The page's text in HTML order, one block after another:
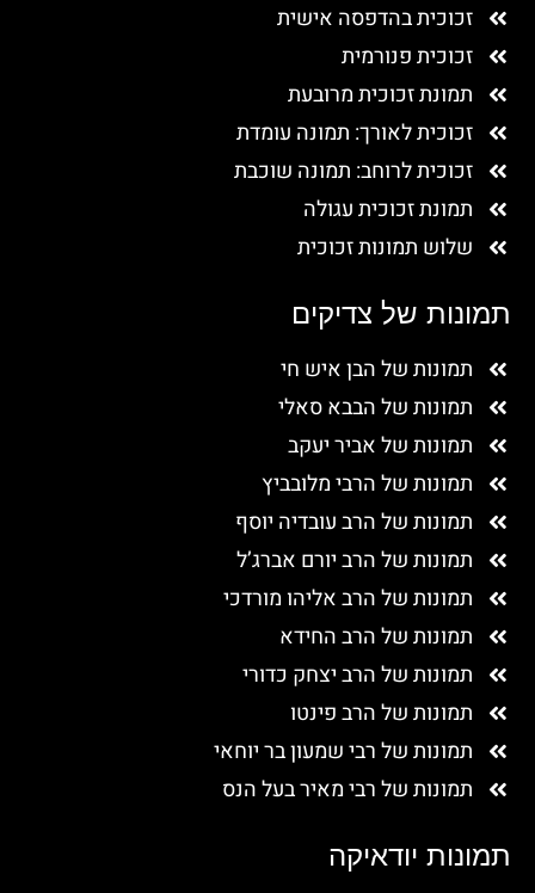
תמונות יודאיקה
תמונות של צדיקים
תמונות של הבן איש חי
תמונות של הבבא סאלי
תמונות של אביר יעקב
תמונות של הרבי מלובביץ
תמונות של הרב עובדיה יוסף
תמונות של הרב יורם אברג’ל
תמונות של הרב אליהו מורדכי
תמונות של הרב החידא
תמונות של הרב יצחק כדורי
תמונות של הרב פינטו
תמונות של רבי שמעון בר יוחאי
תמונות של רבי מאיר בעל הנס
זכוכית בהדפסה אישית
זכוכית פנורמית
תמונת זכוכית מרובעת
זכוכית לאורך: תמונה עומדת
זכוכית לרוחב: תמונה שוכבת
תמונת זכוכית עגולה
שלוש תמונות זכוכית